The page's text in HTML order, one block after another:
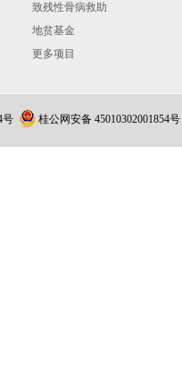
致残性骨病救助
地贫基金
更多项目
号 桂公网安备 45010302001854号